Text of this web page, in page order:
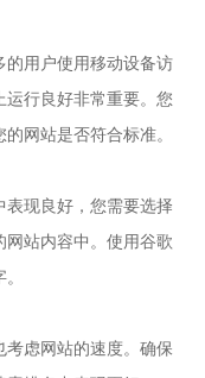
的用户使用移动设备访
运行良好非常重要。您
网站是否符合标准。
现良好，您需要选择
站内容中。使用谷歌
虑网站的速度。确保